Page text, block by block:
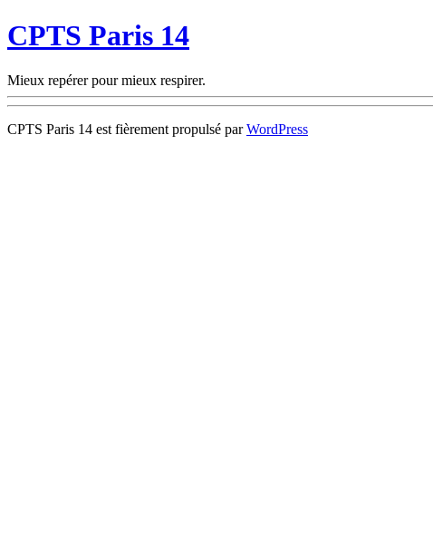
CPTS Paris 14
Mieux repérer pour mieux respirer.
CPTS Paris 14 est fièrement propulsé parWordPress